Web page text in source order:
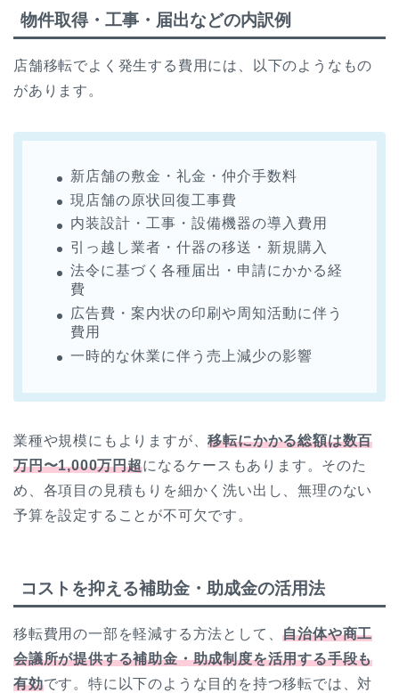
物件取得・工事・届出などの内訳例
店舗移転でよく発生する費用には、以下のようなもの
があります。
新店舗の敷金・礼金・仲介手数料
現店舗の原状回復工事費
内装設計・工事・設備機器の導入費用
引っ越し業者・什器の移送・新規購入
法令に基づく各種届出・申請にかかる経
費
広告費・案内状の印刷や周知活動に伴う
費用
一時的な休業に伴う売上減少の影響
業種や規模にもよりますが、移転にかかる総額は数百
万円〜1,000万円超になるケースもあります。そのた
め、各項目の見積もりを細かく洗い出し、無理のない
予算を設定することが不可欠です。
コストを抑える補助金・助成金の活用法
移転費用の一部を軽減する方法として、自治体や商工
会議所が提供する補助金・助成制度を活用する手段も
有効です。特に以下のような目的を持つ移転では、対